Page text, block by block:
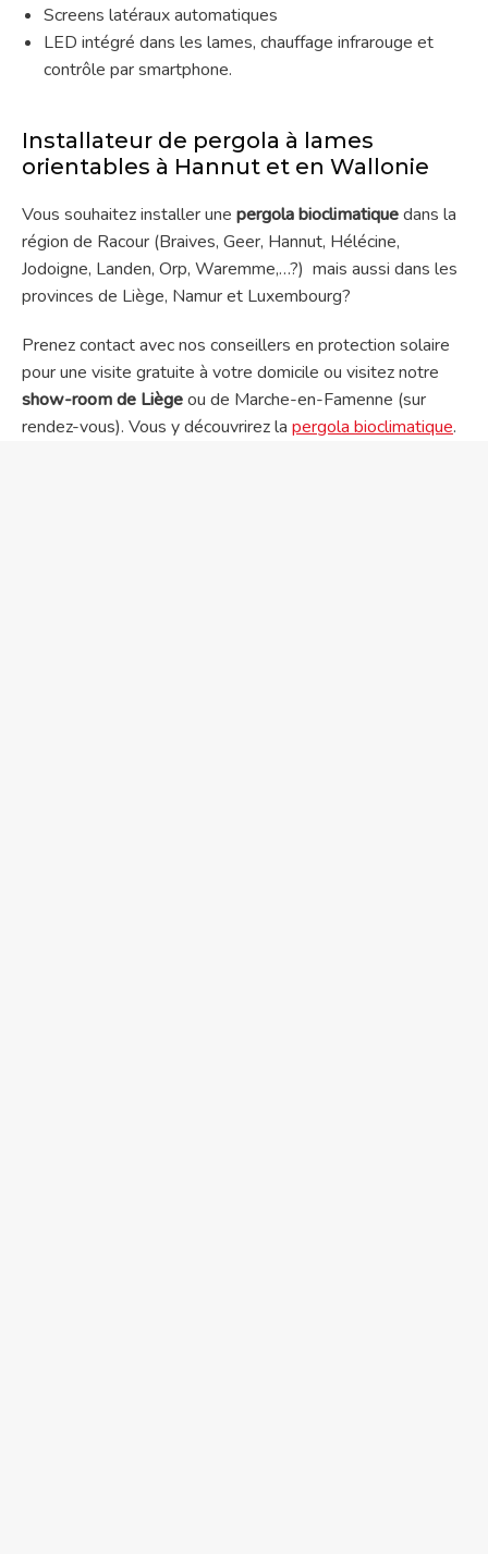
Screens latéraux automatiques
LED intégré dans les lames, chauffage infrarouge et
contrôle par smartphone.
Installateur de pergola à lames
orientables à Hannut et en Wallonie
Vous souhaitez installer une pergola bioclimatiquedans la
région de Racour (Braives, Geer, Hannut, Hélécine,
Jodoigne, Landen, Orp, Waremme,…?) mais aussi dans les
provinces de Liège, Namur et Luxembourg?
Prenez contact avec nos conseillers en protection solaire
pour une visite gratuite à votre domicile ou visitez notre
show-room de Liègeou de Marche-en-Famenne (sur
rendez-vous). Vous y découvrirez la pergola bioclimatique.